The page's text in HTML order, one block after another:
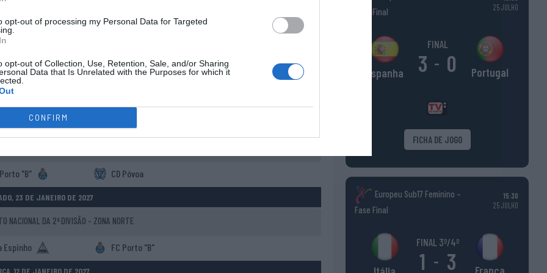
opt-out of processing my Personal Data for Targeted
opt-out of Collection, Use, Retention, Sale, and/or Sharing
Data that Is Unrelated with the Purposes for which it
CONFIRM
Cambra FC Porto "B"
NACIONAL DA 2ª DIVISÃO - ZONA NORTE
AC
02 DE FEVEREIRO DE 2027
"B" CD Póvoa
23 DE JANEIRO DE 2027
NACIONAL DA 2ª DIVISÃO - ZONA NORTE
Espinho FC Porto "B"
12 DE JANEIRO DE 2027
Fase Final
25 JULHO
Espanha
FINAL
3 - 0 Portugal
FICHA DE JOGO
Europeu Sub17 Feminino –
Fase Final
15:30
25 JULHO
FINAL 3º/4º
1 - 3